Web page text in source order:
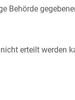
Behörde
erteilt werden